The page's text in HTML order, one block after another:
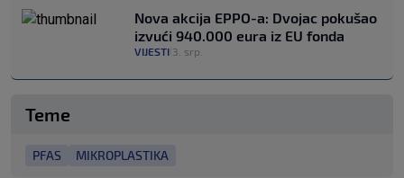
Nova akcija EPPO-a: Dvojac pokušao
izvući 940.000 eura iz EU fonda
VIJESTI 3. srp.
Teme
PFAS MIKROPLASTIKA